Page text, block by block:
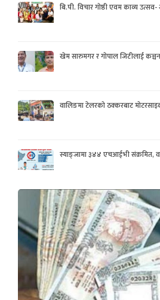
बि.पी. विचार गोष्ठी एवम काव्य उत्सव-
खेम सारुमगर र गोपाल जिटीलाई कञ्चन
वालिङमा टेलरको ठक्करबाट
स्याङ्जामा ३४४ एचआईभी संक्रमित,